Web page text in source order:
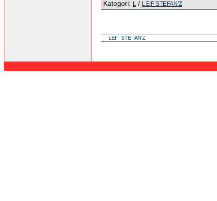
Kategori: L / LEIF STEFAN'Z